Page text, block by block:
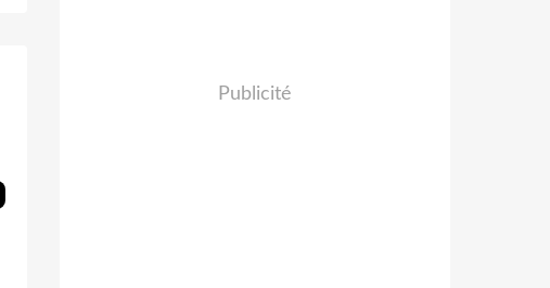
Publicité